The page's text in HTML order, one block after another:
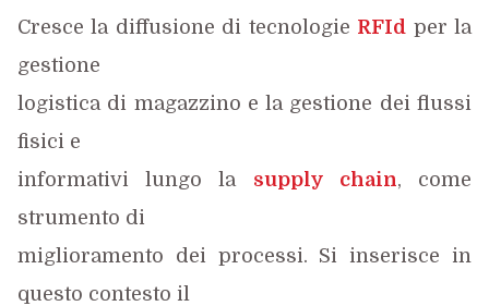
Cresce la diffusione di tecnologie RFId per la
gestione
logistica di magazzino e la gestione dei flussi
fisici e
informativi lungo la supply chain, come
strumento di
miglioramento dei processi. Si inserisce in
questo contesto il